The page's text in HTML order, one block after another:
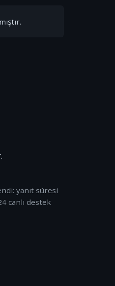
yanıt süresi
canlı destek